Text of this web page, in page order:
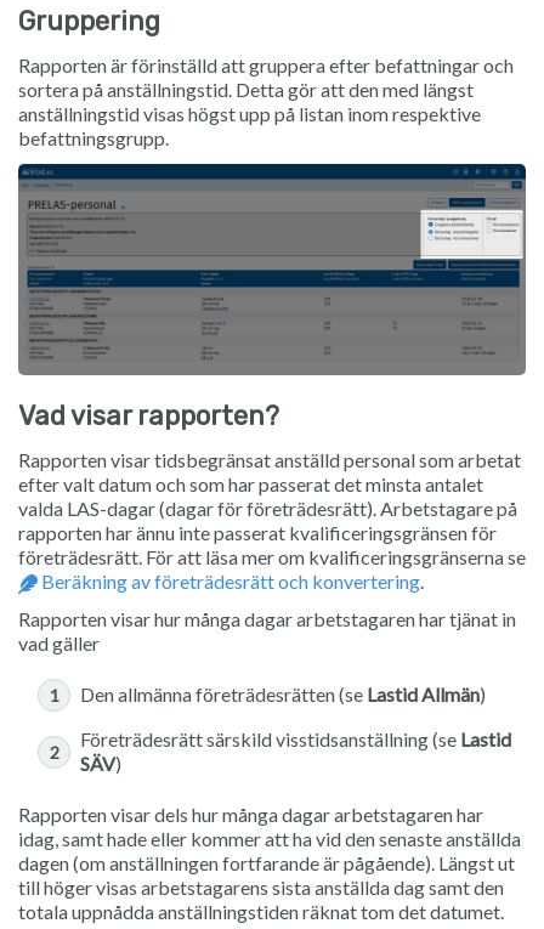
Gruppering
Rapporten är förinställd att gruppera efter befattningar och
sortera på anställningstid. Detta gör att den med längst
anställningstid visas högst upp på listan inom respektive
befattningsgrupp.
Vad visar rapporten?
Rapporten visar tidsbegränsat anställd personal som arbetat
efter valt datum och som har passerat det minsta antalet
valda LAS-dagar (dagar för företrädesrätt). Arbetstagare på
rapporten har ännu inte passerat kvalificeringsgränsen för
företrädesrätt. För att läsa mer om kvalificeringsgränserna se
Beräkning av företrädesrätt och konvertering.
Rapporten visar hur många dagar arbetstagaren har tjänat in
vad gäller
Den allmänna företrädesrätten (se Lastid Allmän)
Företrädesrätt särskild visstidsanställning (se Lastid
SÄV)
Rapporten visar dels hur många dagar arbetstagaren har
idag, samt hade eller kommer att ha vid den senaste anställda
dagen (om anställningen fortfarande är pågående). Längst ut
till höger visas arbetstagarens sista anställda dag samt den
totala uppnådda anställningstiden räknat tom det datumet.